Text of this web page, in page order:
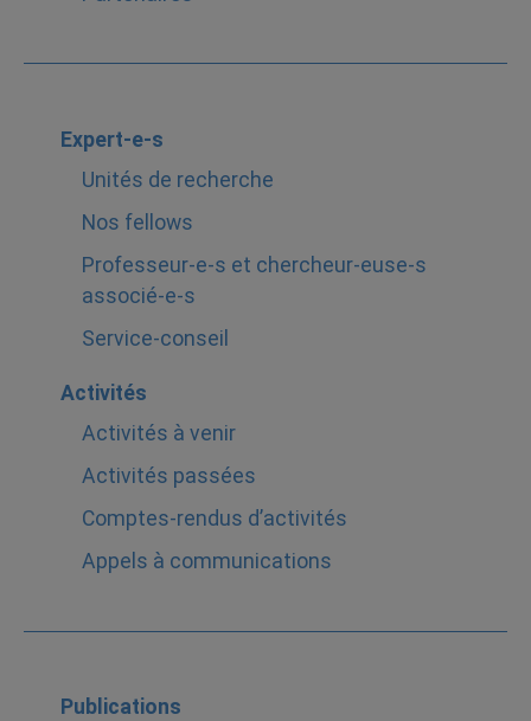
Expert-e-s
Unités de recherche
Nos fellows
Professeur-e-s et chercheur-euse-s
associé-e-s
Service-conseil
Activités
Activités à venir
Activités passées
Comptes-rendus d’activités
Appels à communications
Publications